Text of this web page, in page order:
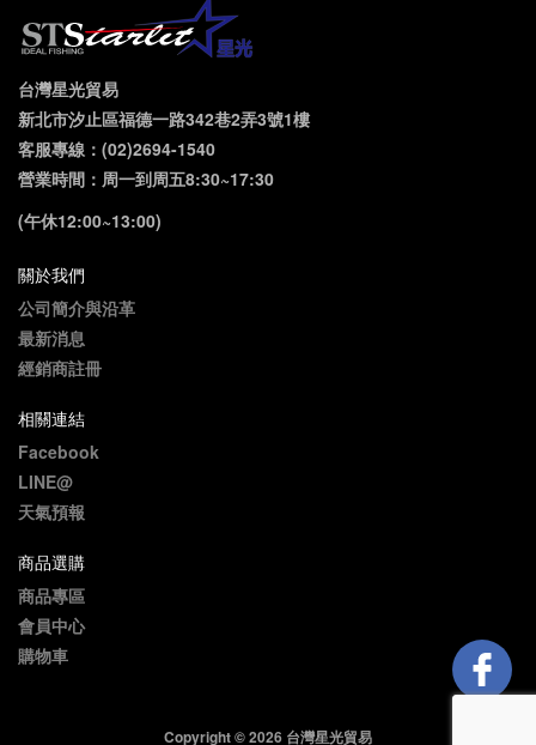
台灣星光貿易
新北市汐止區福德一路342巷2弄3號1樓
客服專線：(02)2694-1540
營業時間：周一到周五8:30~17:30
(午休12:00~13:00)
關於我們
公司簡介與沿革
最新消息
經銷商註冊
相關連結
Facebook
LINE@
天氣預報
商品選購
商品專區
會員中心
購物車
Copyright © 2026 台灣星光貿易